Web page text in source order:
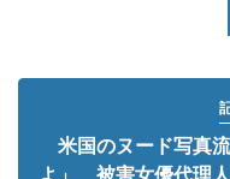
米国のヌード写真
よ」 被害女優代理